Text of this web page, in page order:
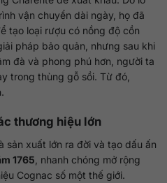
vận chuyển dài ngày, họ đã
tạo loại rượu có nồng độ cồn
pháp bảo quản, nhưng sau khi
đà và phong phú hơn, người ta
trong thùng gỗ sồi. Từ đó,
thương hiệu lớn
sản xuất lớn ra đời và tạo dấu ấn
1765 , nhanh chóng mở rộng
Cognac số một thế giới.